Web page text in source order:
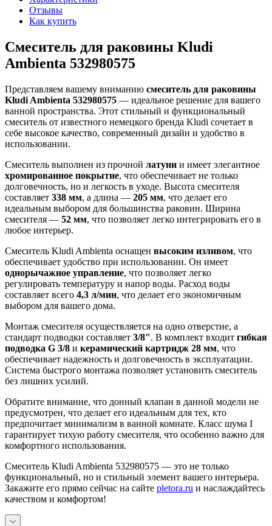
Отзывы
Как купить
Смеситель для раковины Kludi
Ambienta 532980575
Представляем вашему вниманию смеситель для раковины
Kludi Ambienta 532980575 — идеальное решение для вашего
ванной пространства. Этот стильный и функциональный
смеситель от известного немецкого бренда Kludi сочетает в
себе высокое качество, современный дизайн и удобство в
использовании.
Смеситель выполнен из прочной латуни и имеет элегантное
хромированное покрытие, что обеспечивает не только
долговечность, но и легкость в уходе. Высота смесителя
составляет 338 мм, а длина — 205 мм, что делает его
идеальным выбором для большинства раковин. Ширина
смесителя — 52 мм, что позволяет легко интегрировать его в
любое интерьер.
Смеситель Kludi Ambienta оснащен высоким изливом, что
обеспечивает удобство при использовании. Он имеет
однорычажное управление, что позволяет легко
регулировать температуру и напор воды. Расход воды
составляет всего 4,3 л/мин, что делает его экономичным
выбором для вашего дома.
Монтаж смесителя осуществляется на одно отверстие, а
стандарт подводки составляет 3/8". В комплект входит гибкая
подводка G 3/8 и керамический картридж 28 мм, что
обеспечивает надежность и долговечность в эксплуатации.
Система быстрого монтажа позволяет установить смеситель
без лишних усилий.
Обратите внимание, что донный клапан в данной модели не
предусмотрен, что делает его идеальным для тех, кто
предпочитает минимализм в ванной комнате. Класс шума I
гарантирует тихую работу смесителя, что особенно важно для
комфортного использования.
Смеситель Kludi Ambienta 532980575 — это не только
функциональный, но и стильный элемент вашего интерьера.
Закажите его прямо сейчас на сайте pletora.ru и наслаждайтесь
качеством и комфортом!